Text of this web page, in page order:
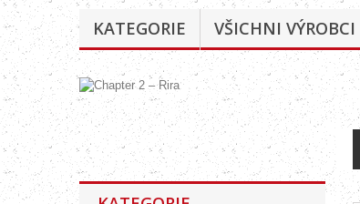
KATEGORIE VŠICHNI VÝROBCI
Katalog
ke stažení